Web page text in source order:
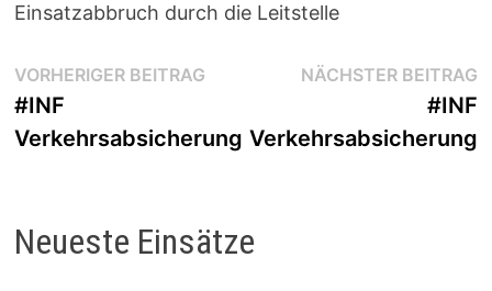
Einsatzabbruch durch die Leitstelle
Beitragsnavigation
VORHERIGER BEITRAGVorheriger
#INF
Verkehrsabsicherung
NÄCHSTER BEITRAG
#INF
Verkehrsabsicherung
Neueste Einsätze